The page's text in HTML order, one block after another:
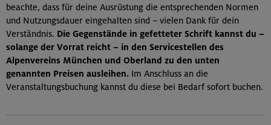
beachte, dass für deine Ausrüstung die entsprechenden Normen
und Nutzungsdauer eingehalten sind – vielen Dank für dein
Verständnis. Die Gegenstände in gefetteter Schrift kannst du –
solange der Vorrat reicht – in den Servicestellen des
Alpenvereins München und Oberland zu den unten
genannten Preisen ausleihen. Im Anschluss an die
Veranstaltungsbuchung kannst du diese bei Bedarf sofort buchen.